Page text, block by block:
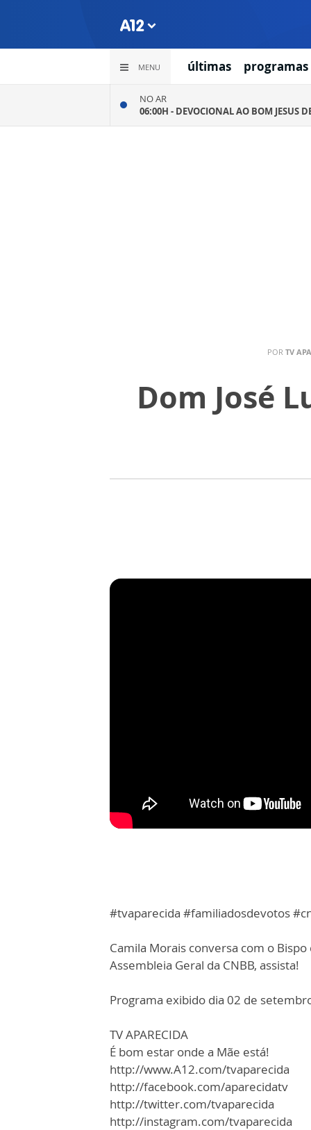
MENU últimas programas
NO AR
06:00H - DEVOCIONAL AO BOM JESUS
POR TV
Dom José
#tvaparecida #familiadosdevotos
Camila Morais conversa com o
Assembleia Geral da CNBB, assista!
Programa exibido dia 02 de
TV APARECIDA
É bom estar onde a Mãe está!
http://www.A12.com/tvaparecida
http://facebook.com/aparecidatv
http://twitter.com/tvaparecida
http://instagram.com/tvaparecida